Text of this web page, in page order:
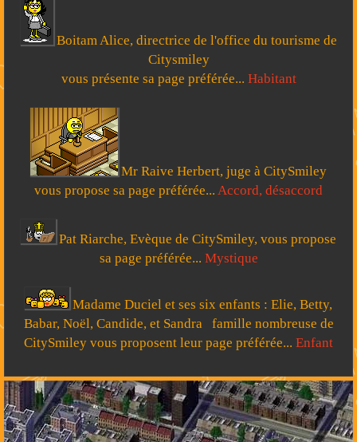
Boitam Alice, directrice de l'office du tourisme de
Citysmiley
vous présente sa page préférée... Habitant
Mr Raive Herbert, juge à CitySmiley
vous propose sa page préférée... Accord, désaccord
Pat Riarche, Evèque de CitySmiley, vous propose
sa page préférée... Mystique
Madame Duciel et ses six enfants : Elie, Betty,
Babar, Noël, Candide, et Sandra famille nombreuse de
CitySmiley vous proposent leur page préférée... Enfant